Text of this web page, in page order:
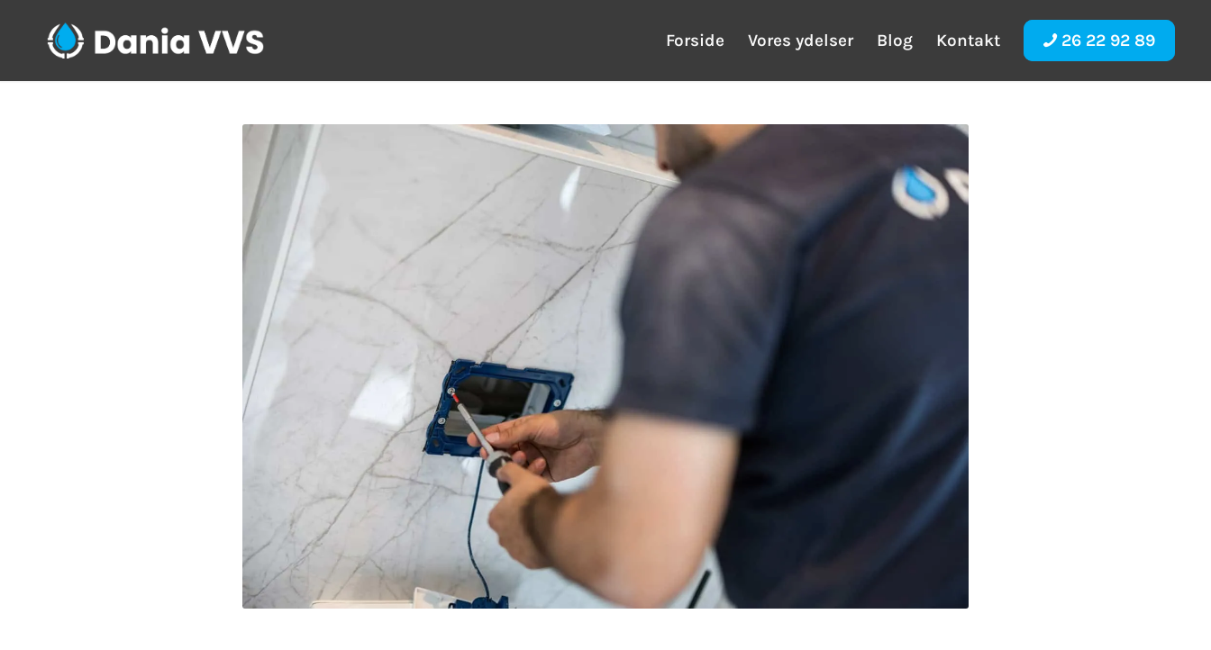
Forside Vores ydelser Blog Kontakt 26 22 92 89